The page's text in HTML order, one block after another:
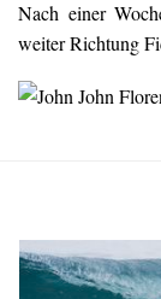
Nach einer
weiter Richtung